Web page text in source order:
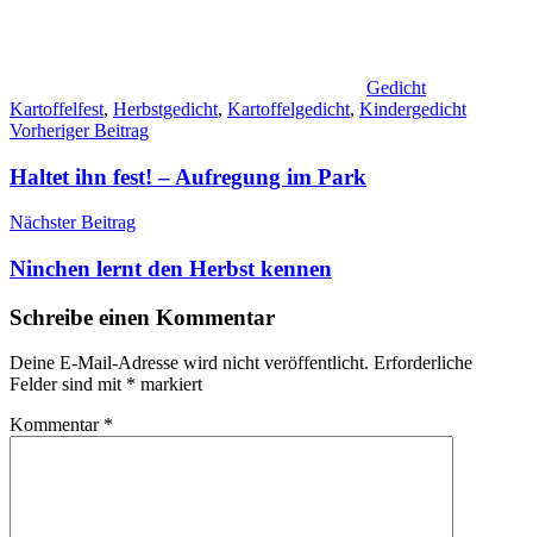
Gedicht
Kartoffelfest, Herbstgedicht, Kartoffelgedicht, Kindergedicht
Beitragsnavigation
Vorheriger Beitrag
Haltet ihn fest! – Aufregung im Park
Nächster Beitrag
Ninchen lernt den Herbst kennen
Schreibe einen Kommentar
Deine E-Mail-Adresse wird nicht veröffentlicht. Erforderliche
Felder sind mit * markiert
Kommentar *